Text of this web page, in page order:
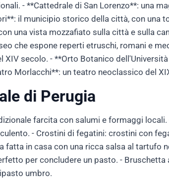
- **Cattedrale di San Lorenzo**: una
il municipio storico della città, con una
una vista mozzafiato sulla città e sulla
che espone reperti etruschi, romani e
XIV secolo. - **Orto Botanico
Morlacchi**: un teatro neoclassico del
di Perugia
farcita con salumi e formaggi
- Crostini di fegatini: crostini con
fatta in casa con una ricca salsa al tartufo
per concludere un pasto. -
umbro.